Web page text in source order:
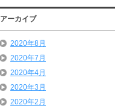
アーカイブ
2020年8月
2020年7月
2020年4月
2020年3月
2020年2月